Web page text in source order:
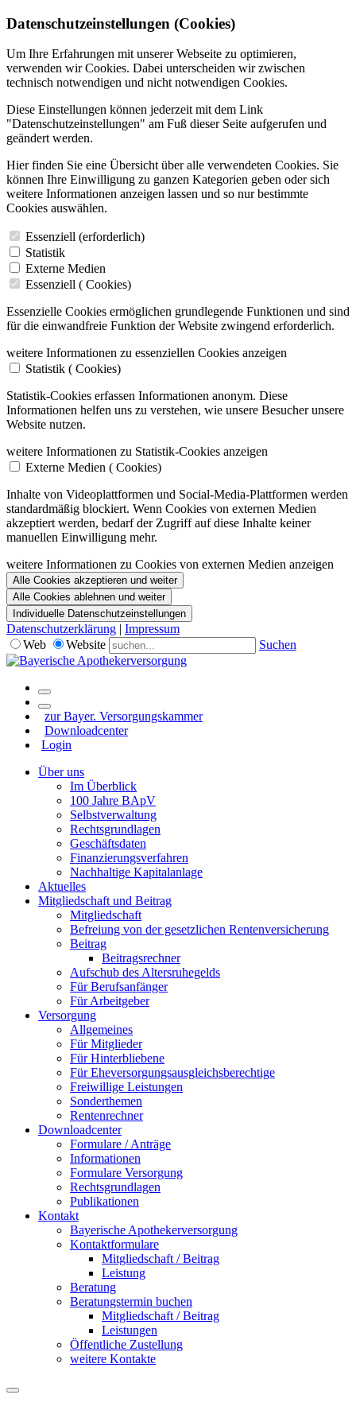
Datenschutzeinstellungen (Cookies)
Um Ihre Erfahrungen mit unserer Webseite zu optimieren,
verwenden wir Cookies. Dabei unterscheiden wir zwischen
technisch notwendigen und nicht notwendigen Cookies.
Diese Einstellungen können jederzeit mit dem Link
"Datenschutzeinstellungen" am Fuß dieser Seite aufgerufen und
geändert werden.
Hier finden Sie eine Übersicht über alle verwendeten Cookies. Sie
können Ihre Einwilligung zu ganzen Kategorien geben oder sich
weitere Informationen anzeigen lassen und so nur bestimmte
Cookies auswählen.
Essenziell (erforderlich)
Statistik
Externe Medien
Essenziell ( Cookies)
Essenzielle Cookies ermöglichen grundlegende Funktionen und sind
für die einwandfreie Funktion der Website zwingend erforderlich.
weitere Informationen zu essenziellen Cookies anzeigen
Statistik ( Cookies)
Statistik-Cookies erfassen Informationen anonym. Diese
Informationen helfen uns zu verstehen, wie unsere Besucher unsere
Website nutzen.
weitere Informationen zu Statistik-Cookies anzeigen
Externe Medien ( Cookies)
Inhalte von Videoplattformen und Social-Media-Plattformen werden
standardmäßig blockiert. Wenn Cookies von externen Medien
akzeptiert werden, bedarf der Zugriff auf diese Inhalte keiner
manuellen Einwilligung mehr.
weitere Informationen zu Cookies von externen Medien anzeigen
Alle Cookies akzeptieren und weiter
Alle Cookies ablehnen und weiter
Individuelle Datenschutzeinstellungen
Datenschutzerklärung | Impressum
Web
Website Suchen
zur Bayer. Versorgungskammer
Downloadcenter
Login
Über uns
Im Überblick
100 Jahre BApV
Selbstverwaltung
Rechtsgrundlagen
Geschäftsdaten
Finanzierungsverfahren
Nachhaltige Kapitalanlage
Aktuelles
Mitgliedschaft und Beitrag
Mitgliedschaft
Befreiung von der gesetzlichen Rentenversicherung
Beitrag
Beitragsrechner
Aufschub des Altersruhegelds
Für Berufsanfänger
Für Arbeitgeber
Versorgung
Allgemeines
Für Mitglieder
Für Hinterbliebene
Für Eheversorgungsausgleichsberechtige
Freiwillige Leistungen
Sonderthemen
Rentenrechner
Downloadcenter
Formulare / Anträge
Informationen
Formulare Versorgung
Rechtsgrundlagen
Publikationen
Kontakt
Bayerische Apothekerversorgung
Kontaktformulare
Mitgliedschaft / Beitrag
Leistung
Beratung
Beratungstermin buchen
Mitgliedschaft / Beitrag
Leistungen
Öffentliche Zustellung
weitere Kontakte